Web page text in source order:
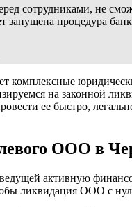
сотрудниками, не
запущена процедура
комплексные
на законной
ее быстро,
ООО в
активную
ликвидация ООО с